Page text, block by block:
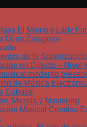
El Momo y Lady
Dj en Zaragoza
de la
en Directo – Nivel
moderno
de Música
Cubase
Mezcla y Mastering
Musical Creativa